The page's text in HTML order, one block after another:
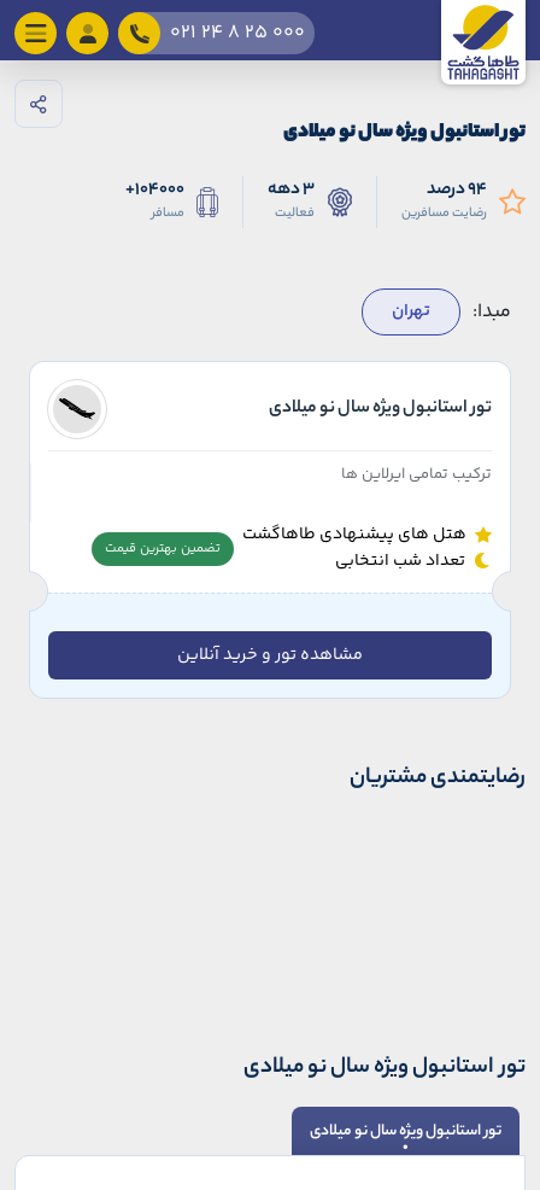
021 24 8 25 000
تور استانبول ویژه سال نو میلادی
94 درصد
رضایت مسافرین
3 دهه
فعالیت
104000+
مسافر
مبدا: تهران
تور استانبول ویژه سال نو میلادی
ترکیب تمامی ایرلاین ها
هتل های پیشنهادی طاهاگشت
تعداد شب انتخابی
تضمین بهترین قیمت
مشاهده تور و خرید آنلاین
رضایتمندی مشتریان
تور استانبول ویژه سال نو میلادی
تور استانبول ویژه سال نو میلادی